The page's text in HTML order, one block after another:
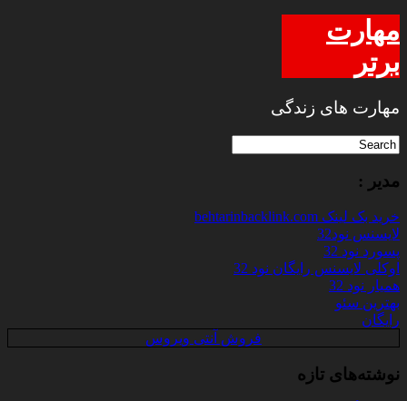
مهارت
برتر
مهارت های زندگی
مدیر :
خرید بک لینک behtarinbacklink.com
لایسنس نود32
پسورد نود 32
اوکلی لایسنس رایگان نود 32
همیار نود 32
بهترین سئو
رایگان
فروش آنتی ویروس
نوشته‌های تازه